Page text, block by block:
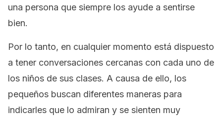
una persona que siempre los ayude a sentirse
bien.
Por lo tanto, en cualquier momento está dispuesto
a tener conversaciones cercanas con cada uno de
los niños de sus clases. A causa de ello, los
pequeños buscan diferentes maneras para
indicarles que lo admiran y se sienten muy